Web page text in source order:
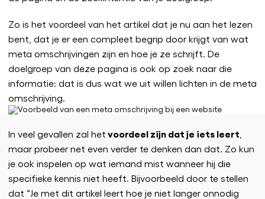
Zo is het voordeel van het artikel dat je nu aan het lezen
bent, dat je er een compleet begrip door krijgt van wat
meta omschrijvingen zijn en hoe je ze schrijft. De
doelgroep van deze pagina is ook op zoek naar die
informatie: dat is dus wat we uit willen lichten in de meta
omschrijving.
In veel gevallen zal het voordeel zijn dat je iets leert
maar probeer net even verder te denken dan dat. Zo kun
je ook inspelen op wat iemand mist wanneer hij die
specifieke kennis niet heeft. Bijvoorbeeld door te stellen
dat “Je met dit artikel leert hoe je niet langer onnodig